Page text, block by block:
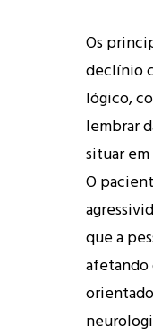
Os
declínio
lógico,
lembrar
situar
O
que a
afetando